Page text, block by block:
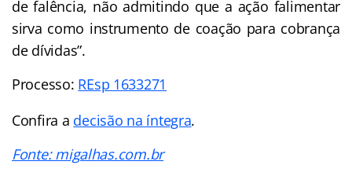
de falência, não admitindo que a ação falimentar
sirva como instrumento de coação para cobrança
de dívidas”.
Processo: REsp 1633271
Confira a decisão na íntegra.
Fonte: migalhas.com.br